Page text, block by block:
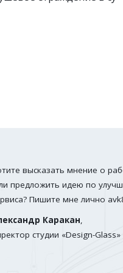
высказать мнение о
предложить идею по
Каракан,